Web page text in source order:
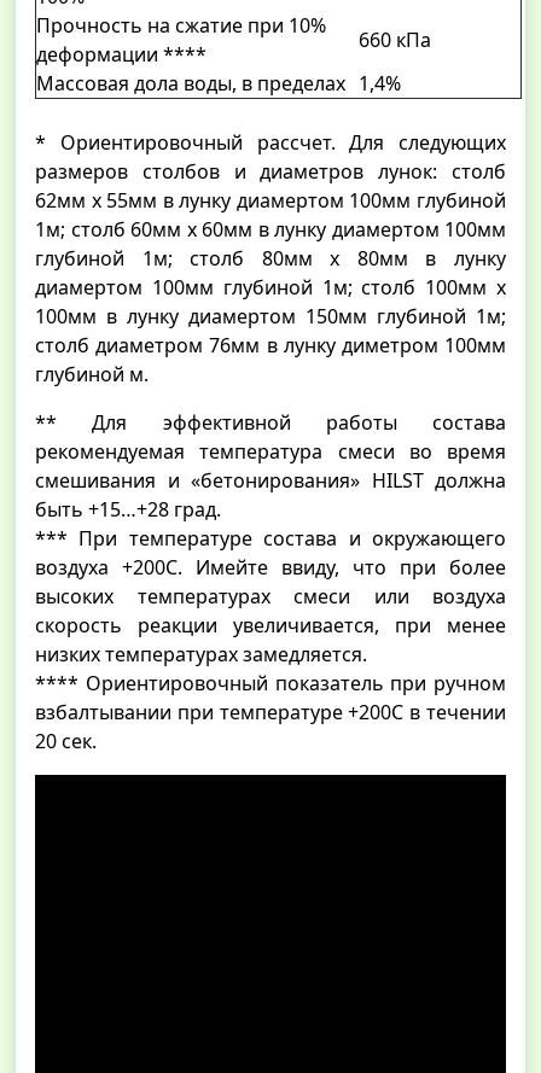
Прочность на сжатие при 10%
деформации ****
660 кПа
Массовая дола воды, в пределах 1,4%
* Ориентировочный рассчет. Для следующих
размеров столбов и диаметров лунок: столб
62мм x 55мм в лунку диамертом 100мм глубиной
1м; столб 60мм x 60мм в лунку диамертом 100мм
глубиной 1м; столб 80мм x 80мм в лунку
диамертом 100мм глубиной 1м; столб 100мм x
100мм в лунку диамертом 150мм глубиной 1м;
столб диаметром 76мм в лунку диметром 100мм
глубиной м.
** Для эффективной работы состава
рекомендуемая температура смеси во время
смешивания и «бетонирования» HILST должна
быть +15…+28 град.
*** При температуре состава и окружающего
воздуха +200С. Имейте ввиду, что при более
высоких температурах смеси или воздуха
скорость реакции увеличивается, при менее
низких температурах замедляется.
**** Ориентировочный показатель при ручном
взбалтывании при температуре +200С в течении
20 сек.